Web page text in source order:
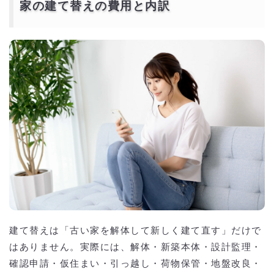
家の建て替えの費用と内訳
建て替えは「古い家を解体して新しく建て直す」だけで
はありません。実際には、解体・新築本体・設計監理・
確認申請・仮住まい・引っ越し・荷物保管・地盤改良・